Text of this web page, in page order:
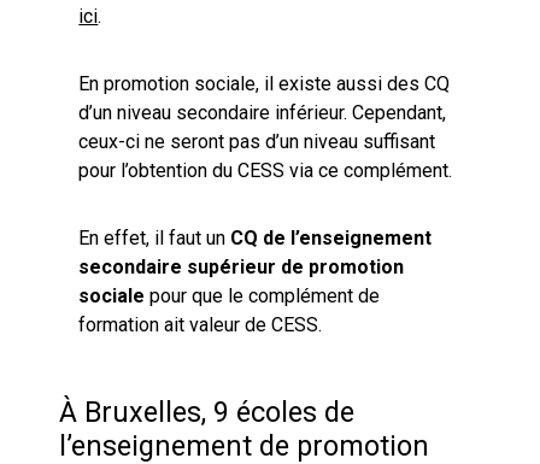
ici.
En promotion sociale, il existe aussi des CQ
d’un niveau secondaire inférieur. Cependant,
ceux-ci ne seront pas d’un niveau suffisant
pour l’obtention du CESS via ce complément.
En effet, il faut un CQ de l’enseignement
secondaire supérieur de promotion
sociale pour que le complément de
formation ait valeur de CESS.
À Bruxelles, 9 écoles de
l’enseignement de promotion